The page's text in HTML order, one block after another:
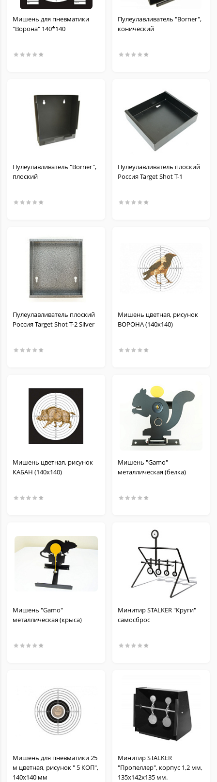
Мишень для пневматики
"Ворона" 140*140
Пулеулавливатель "Borner",
конический
Пулеулавливатель "Borner",
плоский
Пулеулавливатель плоский
Россия Target Shot T-1
Пулеулавливатель плоский
Россия Target Shot T-2 Silver
Мишень цветная, рисунок
ВОРОНА (140х140)
Мишень цветная, рисунок
КАБАН (140х140)
Мишень "Gamo"
металлическая (белка)
Мишень "Gamo"
металлическая (крыса)
Минитир STALKER "Круги"
самосброс
Мишень для пневматики 25
м цветная, рисунок " 5 КОП",
140х140 мм
Минитир STALKER
"Пропеллер", корпус 1,2 мм,
135х142х135 мм.